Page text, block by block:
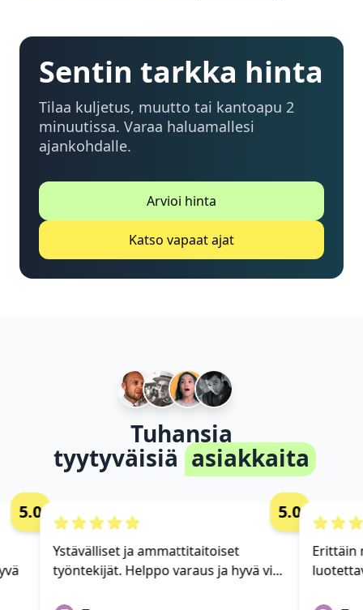
Sentin tarkka hinta
Tilaa kuljetus, muutto tai kantoapu 2
minuutissa. Varaa haluamallesi
ajankohdalle.
Arvioi hinta
Katso vapaat ajat
Tuhansia
tyytyväisiä asiakkaita
5.0
Ystävälliset ja ammattitaitoiset
työntekijät. Helppo varaus ja hyvä vi...
5.0
Erittäin